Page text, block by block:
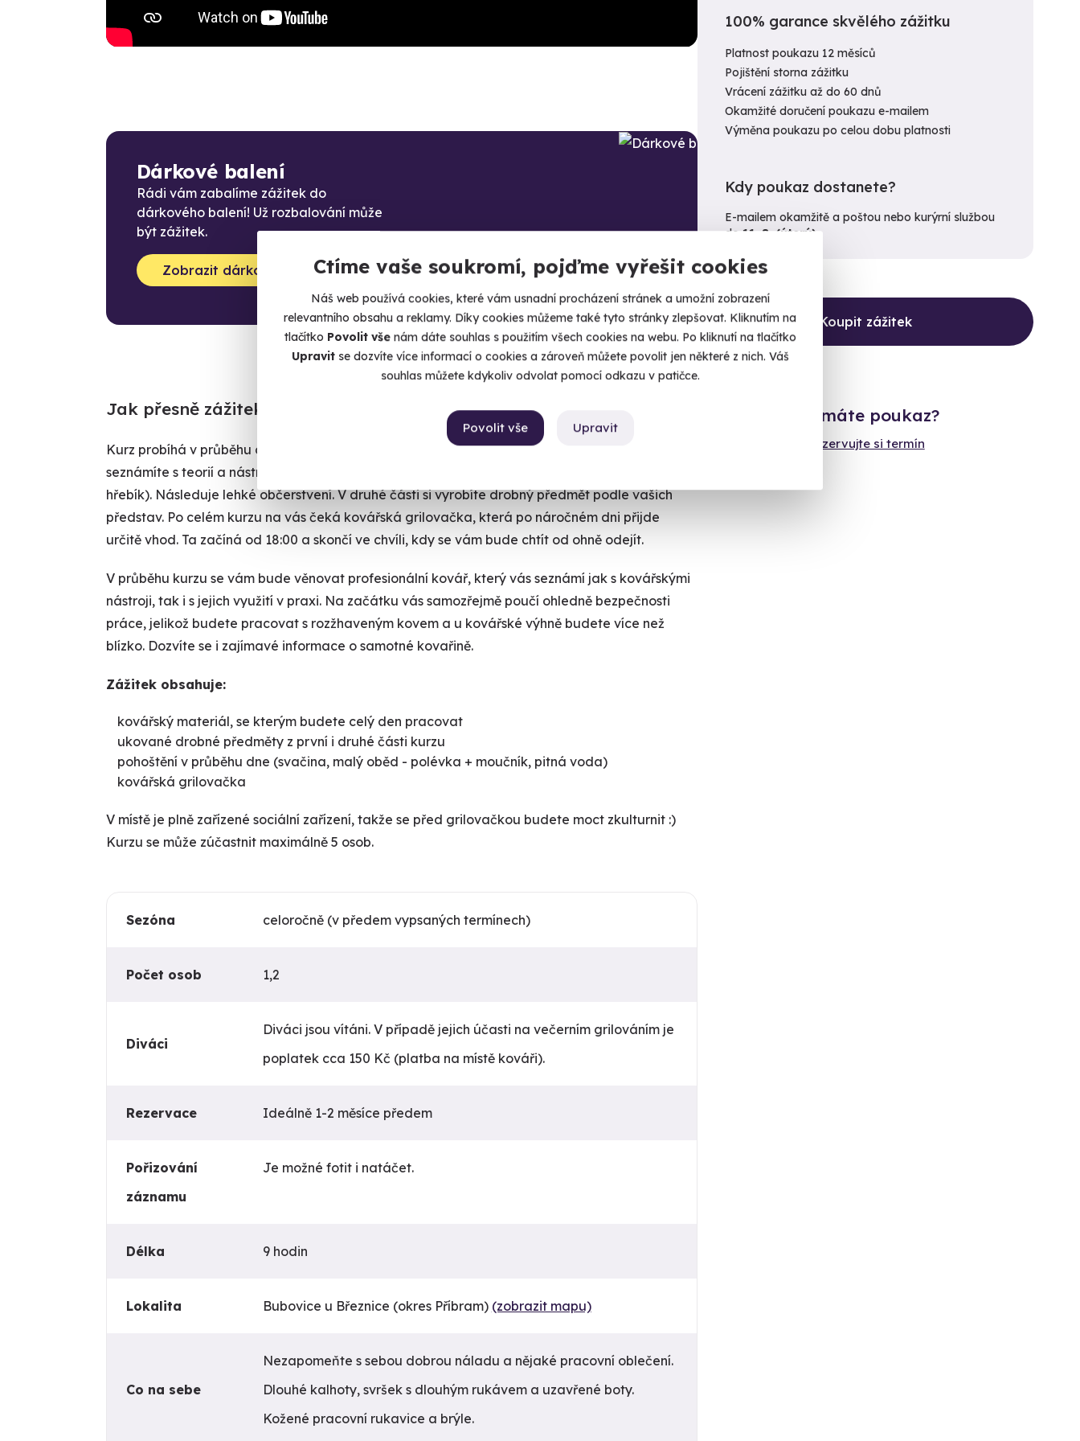
Ctíme vaše soukromí, pojďme vyřešit cookies
Náš web používá cookies, které vám usnadní procházení stránek a umožní zobrazení
relevantního obsahu a reklamy. Díky cookies můžeme také tyto stránky zlepšovat. Kliknutím na
tlačítko Povolit vše nám dáte souhlas s použitím všech cookies na webu. Po kliknutí na tlačítko
Upravitse dozvíte více informací o cookies a zároveň můžete povolit jen některé z nich. Váš
souhlas můžete kdykoliv odvolat pomocí odkazu v patičce.
Upravit
Povolit vše
Kalendář volných
termínů
Objednat poukaz
Již mám poukaz
100% garance skvělého zážitku
Platnost poukazu 12 měsíců
Pojištění storna zážitku
Vrácení zážitku až do 60 dnů
Okamžité doručení poukazu e-mailem
Výměna poukazu po celou dobu platnosti
Kdy poukaz dostanete?
E-mailem okamžitě a poštou nebo kurýrní službou
do11. 8. (úterý)
Koupit zážitek
Již máte poukaz?
Rezervujte si termín
Dárkové balení
Rádi vám zabalíme zážitek do
dárkového balení! Už rozbalování může
být zážitek.
Zobrazit dárková balení
Jak přesně zážitek probíhá
Kurz probíhá v průběhu celého dne od 9:00 do 18:00 a je rozdělen na dvě části. V první části se
seznámíte s teorií a nástroji, které využijete k výrobě drobného předmětu (podkovička a
hřebík). Následuje lehké občerstvení. V druhé části si vyrobíte drobný předmět podle vašich
představ. Po celém kurzu na vás čeká kovářská grilovačka, která po náročném dni přijde
určitě vhod. Ta začíná od 18:00 a skončí ve chvíli, kdy se vám bude chtít od ohně odejít.
V průběhu kurzu se vám bude věnovat profesionální kovář, který vás seznámí jak s kovářskými
nástroji, tak i s jejich využití v praxi. Na začátku vás samozřejmě poučí ohledně bezpečnosti
práce, jelikož budete pracovat s rozžhaveným kovem a u kovářské výhně budete více než
blízko. Dozvíte se i zajímavé informace o samotné kovařině.
Zážitek obsahuje:
kovářský materiál, se kterým budete celý den pracovat
ukované drobné předměty z první i druhé části kurzu
pohoštění v průběhu dne (svačina, malý oběd - polévka + moučník, pitná voda)
kovářská grilovačka
V místě je plně zařízené sociální zařízení, takže se před grilovačkou budete moct zkulturnit :)
Kurzu se může zúčastnit maximálně 5 osob.
Sezóna celoročně (v předem vypsaných termínech)
Počet osob 1,2
Diváci
Diváci jsou vítáni. V případě jejich účasti na večerním grilováním je
poplatek cca 150 Kč (platba na místě kováři).
Rezervace Ideálně 1-2 měsíce předem
Pořizování
záznamu
Je možné fotit i natáčet.
Délka 9 hodin
Lokalita Bubovice u Březnice (okres Příbram) (zobrazit mapu)
Co na sebe
Nezapomeňte s sebou dobrou náladu a nějaké pracovní oblečení.
Dlouhé kalhoty, svršek s dlouhým rukávem a uzavřené boty.
Kožené pracovní rukavice a brýle.